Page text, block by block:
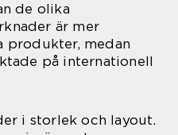
de olika
är mer
produkter, medan
på internationell
i storlek och layout.